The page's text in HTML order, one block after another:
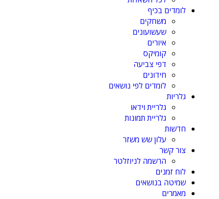
לומדים בכיף
משחקים
שעשועונים
איורים
קומיקס
דפי צביעה
חידונים
לומדים לפי נושאים
גלריות
גלריית וידאו
גלריית תמונות
חדשות
עלון שש משזר
צור קשר
הרשמה לניוזלטר
לוח זמנים
שמיטה בנושאים
מאמרים